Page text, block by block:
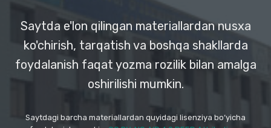
Saytda e'lon qilingan materiallardan nusxa
ko'chirish, tarqatish va boshqa shakllarda
foydalanish faqat yozma rozilik bilan amalga
oshirilishi mumkin.
Saytdagi barcha materiallardan quyidagi lisenziya bo‘yicha